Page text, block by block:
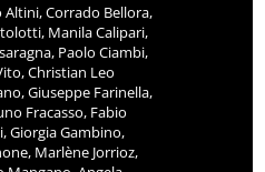
Altini, Corrado Bellora,
Manila Calipari,
Paolo Ciambi,
Christian Leo
Giuseppe Farinella,
Fracasso, Fabio
Giorgia Gambino,
Marlène Jorrioz,